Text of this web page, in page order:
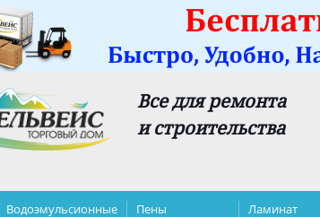
Все для ремонта
и строительства
Водоэмульсионные
Пены
Ламинат